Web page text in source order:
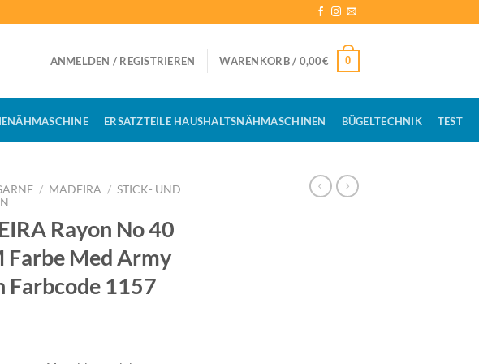
ANMELDEN / REGISTRIEREN WARENKORB / 0,00€ 0
ERSATZTEILE HAUSHALTSNÄHMASCHINEN BÜGELTECHNIK TEST
/ MADEIRA / STICK- UND
Rayon No 40
Farbe Med Army
Farbcode 1157